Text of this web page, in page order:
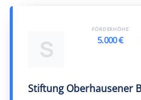
S
Stiftung Oberhausener
FÖRDERHÖHE
5.000 €